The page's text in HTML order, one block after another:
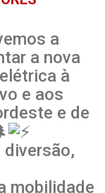
a
a nova
à
e aos
e de
mobilidade